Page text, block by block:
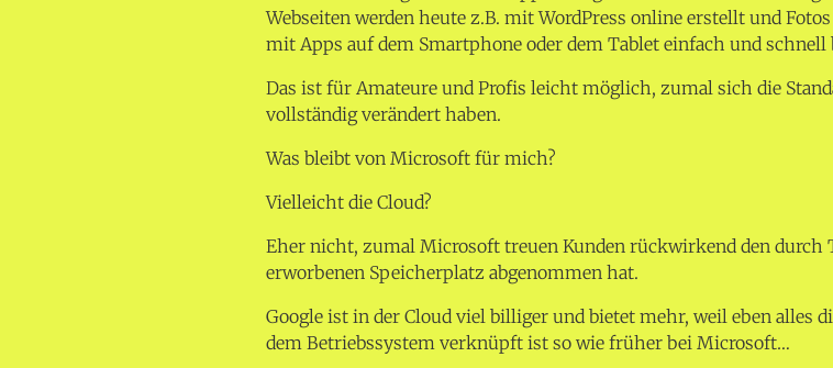
Webseiten werden heute z.B. mit WordPress online erstellt und
mit Apps auf dem Smartphone oder dem Tablet einfach und schnell
Das ist für Amateure und Profis leicht möglich, zumal sich die
vollständig verändert haben.
Was bleibt von Microsoft für mich?
Vielleicht die Cloud?
Eher nicht, zumal Microsoft treuen Kunden rückwirkend den durch
erworbenen Speicherplatz abgenommen hat.
Google ist in der Cloud viel billiger und bietet mehr, weil eben alles
dem Betriebssystem verknüpft ist so wie früher bei Microsoft…